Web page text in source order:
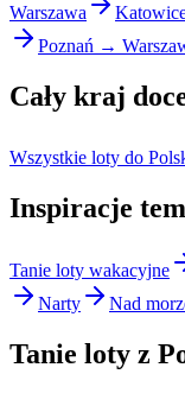
Warszawa
Poznań →
Cały kraj
Wszystkie loty do
Inspiracje
Tanie loty wakacyjne
Narty
Nad
Tanie loty z